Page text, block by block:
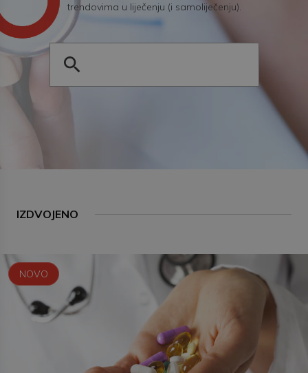
trendovima u liječenju (i samoliječenju).
IZDVOJENO
NOVO